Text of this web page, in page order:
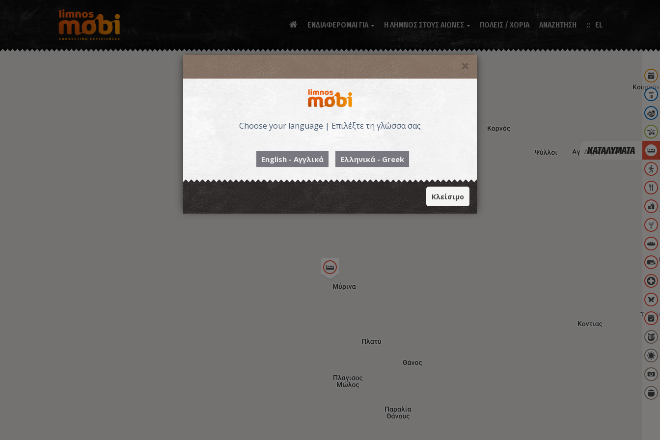
ΕΝΔΙΑΦΕΡΟΜΑΙ ΓΙΑ  Η ΛΗΜΝΟΣ ΣΤΟΥΣ ΑΙΩΝΕΣ  ΠΟΛΕΙΣ / ΧΩΡΙΑ ΑΝΑΖΗΤΗΣΗ EL
ΚΑΤΑΛΥΜΑΤΑ
Choose your language | Επιλέξτε τη γλώσσα σας
English - Αγγλικά Ελληνικά - Greek
Κλείσιμο